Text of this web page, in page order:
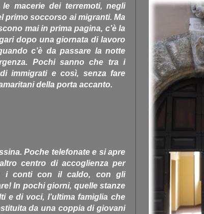
macerie dei terremoti, negli
primo soccorso ai migranti. Ma
mai in prima pagina, c’è la
dopo una giornata di lavoro
c’è da passare la notte
Pochi sanno che tra i
immigrati e così, senza fare
della porta accanto.
Poche telefonate e si apre
centro di accoglienza per
i conti con il caldo, con gli
In pochi giorni, quelle stanze
e di voci, l’ultima famiglia che
da una coppia di giovani